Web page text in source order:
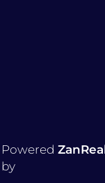
Powered
by